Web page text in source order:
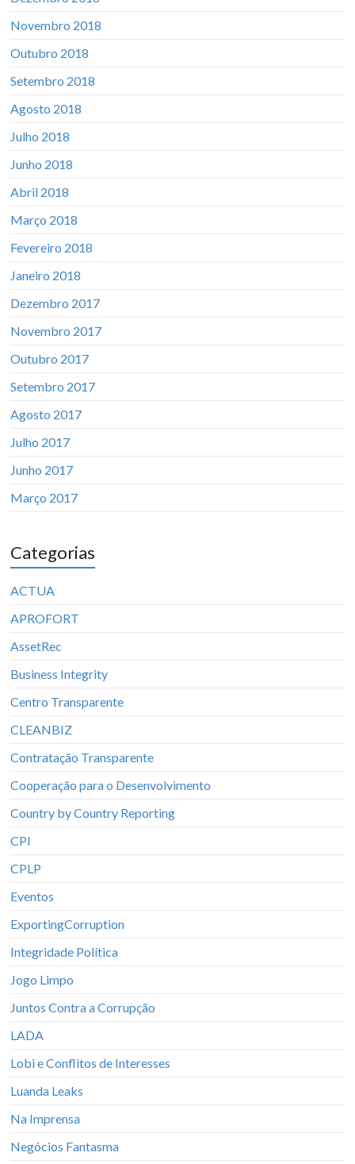
Novembro 2018
Outubro 2018
Setembro 2018
Agosto 2018
Julho 2018
Junho 2018
Abril 2018
Março 2018
Fevereiro 2018
Janeiro 2018
Dezembro 2017
Novembro 2017
Outubro 2017
Setembro 2017
Agosto 2017
Julho 2017
Junho 2017
Março 2017
Categorias
ACTUA
APROFORT
AssetRec
Business Integrity
Centro Transparente
CLEANBIZ
Contratação Transparente
Cooperação para o Desenvolvimento
Country by Country Reporting
CPI
CPLP
Eventos
ExportingCorruption
Integridade Política
Jogo Limpo
Juntos Contra a Corrupção
LADA
Lobi e Conflitos de Interesses
Luanda Leaks
Na Imprensa
Negócios Fantasma